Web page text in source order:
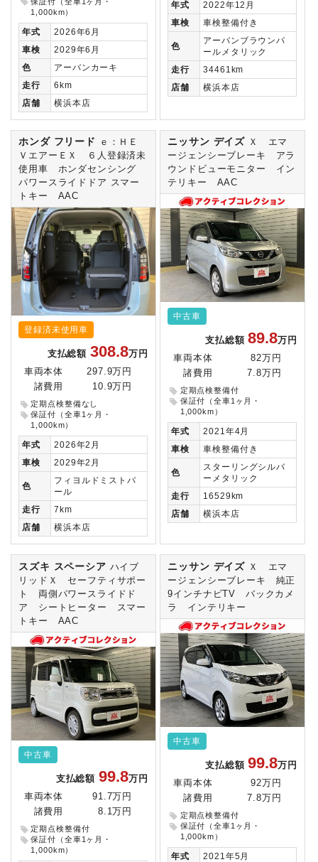
1,000km）
年式
2026年6月
車検
2029年6月
色
アーバンカーキ
走行
6km
店舗
横浜本店
年式
2022年12月
車検
車検整備付き
色
アーバンブラウンパ
ールメタリック
走行
34461km
店舗
横浜本店
ホンダ フリード
ｅ：ＨＥ
ＶエアーＥＸ ６人登録済未
使用車 ホンダセンシング
パワースライドドア スマー
トキー AAC
登録済未使用車
支払総額 308.8万円
車両本体
297.9万円
諸費用
10.9万円
定期点検整備なし
保証付（全車1ヶ月・
1,000km）
年式
2026年2月
車検
2029年2月
色
フィヨルドミストパ
ール
走行
7km
店舗
横浜本店
ニッサン デイズ Ｘ エマ
ージェンシーブレーキ アラ
ウンドビューモニター イン
テリキー AAC
中古車
支払総額89.8万円
車両本体
82万円
諸費用
7.8万円
定期点検整備付
保証付（全車1ヶ月・
1,000km）
年式
2021年4月
車検
車検整備付き
色
スターリングシルバ
ーメタリック
走行
16529km
店舗
横浜本店
スズキ スペーシア ハイブ
リッドＸ セーフティサポー
ト 両側パワースライドド
ア シートヒーター スマー
トキー AAC
中古車
支払総額 99.8万円
車両本体
91.7万円
諸費用
8.1万円
定期点検整備付
保証付（全車1ヶ月・
1,000km）
ニッサン デイズ Ｘ エマ
ージェンシーブレーキ 純正
9インチナビTV バックカメ
ラ インテリキー
中古車
支払総額99.8万円
車両本体
92万円
諸費用
7.8万円
定期点検整備付
保証付（全車1ヶ月・
1,000km）
年式
2021年5月